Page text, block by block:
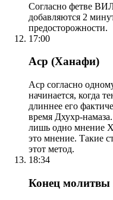
Согласно фетве
добавляются 2
предосторожности.
17:00
Аср (Ханафи)
Аср согласно
начинается, когда
длиннее его
время Дхухр-
лишь одно мнение
это мнение. Такие
этот метод.
18:34
Конец молитвы